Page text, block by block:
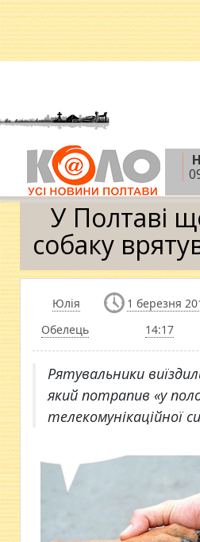
Головна » Новини »
Полтаві ще одного собаку
У Полтаві
собаку
Юлія
Обелець
1 березня
14:17
Рятувальники
який потрапив «у
телекомунікаційної